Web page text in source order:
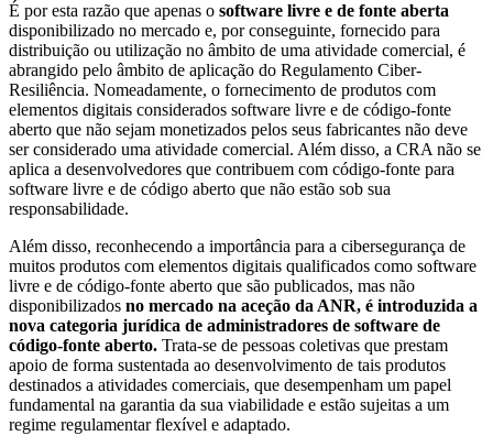
É por esta razão que apenas o software livre e de fonte aberta
disponibilizado no mercado e, por conseguinte, fornecido para
distribuição ou utilização no âmbito de uma atividade comercial, é
abrangido pelo âmbito de aplicação do Regulamento Ciber-
Resiliência. Nomeadamente, o fornecimento de produtos com
elementos digitais considerados software livre e de código-fonte
aberto que não sejam monetizados pelos seus fabricantes não deve
ser considerado uma atividade comercial. Além disso, a CRA não se
aplica a desenvolvedores que contribuem com código-fonte para
software livre e de código aberto que não estão sob sua
responsabilidade.
Além disso, reconhecendo a importância para a cibersegurança de
muitos produtos com elementos digitais qualificados como software
livre e de código-fonte aberto que são publicados, mas não
disponibilizados no mercado na aceção da ANR, é introduzida a
nova categoria jurídica de administradores de software de
código-fonte aberto. Trata-se de pessoas coletivas que prestam
apoio de forma sustentada ao desenvolvimento de tais produtos
destinados a atividades comerciais, que desempenham um papel
fundamental na garantia da sua viabilidade e estão sujeitas a um
regime regulamentar flexível e adaptado.